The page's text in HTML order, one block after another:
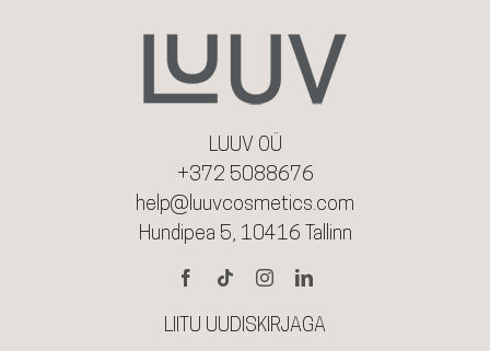
LUUV OÜ
+372 5088676
help@luuvcosmetics.com
Hundipea 5, 10416 Tallinn
LIITU UUDISKIRJAGA